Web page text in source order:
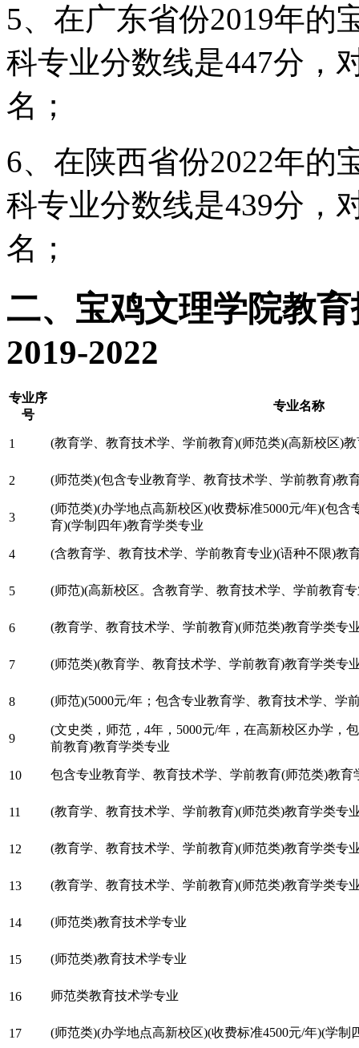
5、在广东省份2019年的
科专业分数线是447分，
名；
6、在陕西省份2022年的
科专业分数线是439分，
名；
二、宝鸡文理学院教
2019-2022
专业序
号
专业名称
1 (教育学、教育技术学、学前教育)(师范类)(高新校区)
2 (师范类)(包含专业教育学、教育技术学、学前教育)教
3
(师范类)(办学地点高新校区)(收费标准5000元/年)(包
育)(学制四年)教育学类专业
4 (含教育学、教育技术学、学前教育专业)(语种不限)教
5 (师范)(高新校区。含教育学、教育技术学、学前教育
6 (教育学、教育技术学、学前教育)(师范类)教育学类专
7 (师范类)(教育学、教育技术学、学前教育)教育学类专
8 (师范)(5000元/年；包含专业教育学、教育技术学、学
9
(文史类，师范，4年，5000元/年，在高新校区办学，
前教育)教育学类专业
10 包含专业教育学、教育技术学、学前教育(师范类)教育
11 (教育学、教育技术学、学前教育)(师范类)教育学类专
12 (教育学、教育技术学、学前教育)(师范类)教育学类专
13 (教育学、教育技术学、学前教育)(师范类)教育学类专
14 (师范类)教育技术学专业
15 (师范类)教育技术学专业
16 师范类教育技术学专业
17 (师范类)(办学地点高新校区)(收费标准4500元/年)(学制